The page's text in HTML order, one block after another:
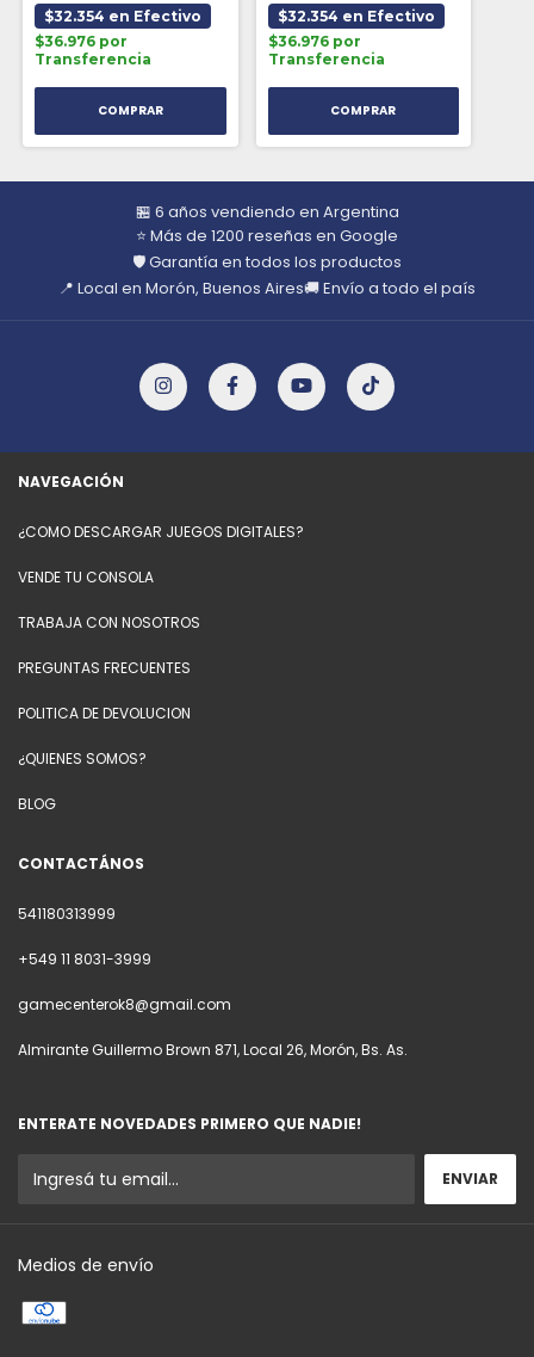
$32.354 en Efectivo
$36.976 por
Transferencia
$32.354 en Efectivo
$36.976 por
Transferencia
🏪 6 años vendiendo en Argentina
⭐ Más de 1200 reseñas en Google
🛡️ Garantía en todos los productos
📍 Local en Morón, Buenos Aires🚚 Envío a todo el país
NAVEGACIÓN
¿COMO DESCARGAR JUEGOS DIGITALES?
VENDE TU CONSOLA
TRABAJA CON NOSOTROS
PREGUNTAS FRECUENTES
POLITICA DE DEVOLUCION
¿QUIENES SOMOS?
BLOG
CONTACTÁNOS
541180313999
+549 11 8031-3999
gamecenterok8@gmail.com
Almirante Guillermo Brown 871, Local 26, Morón, Bs. As.
ENTERATE NOVEDADES PRIMERO QUE NADIE!
Medios de envío